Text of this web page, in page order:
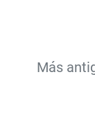
Más